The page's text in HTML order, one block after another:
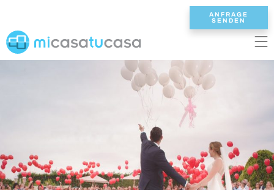
NL DE FR
2/3 SCHLAFZIMMER
ANFRAGE
SENDEN